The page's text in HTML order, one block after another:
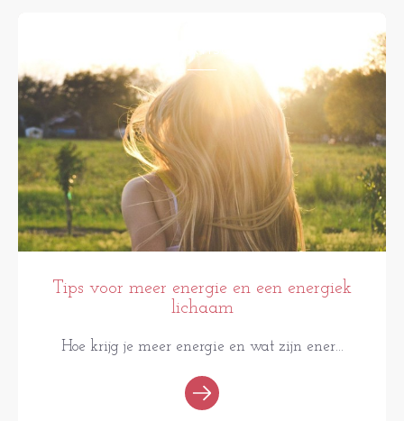
PRAKTISCH
Tips voor meer energie en een energiek
lichaam
Hoe krijg je meer energie en wat zijn ener...